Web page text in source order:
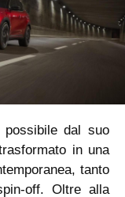
possibile dal suo
in una
tanto
off. Oltre alla